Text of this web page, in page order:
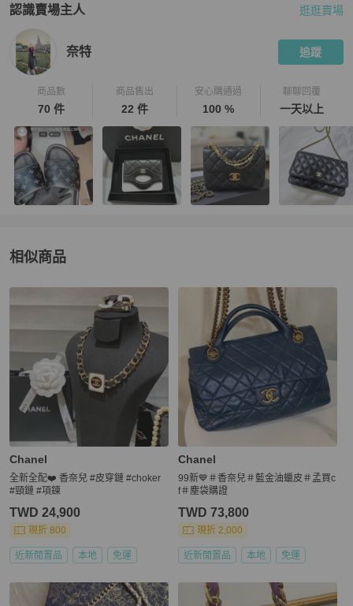
認識賣場主人
PopChill 拍拍圈嚴選賣家
逛逛賣場
奈特 追蹤
商品數
70 件
商品售出
22 件
安心購通過
100 %
聊聊回覆
一天以上
相似商品
更多相似Chanel女士配件推薦精品
Chanel
全新全配❤️ 香奈兒 #皮穿鏈 #choker
#頸鏈 #項鍊
TWD 24,900
現折 800
近新閒置品 本地 免運
Chanel
99新💙＃香奈兒＃藍金油蠟皮＃孟買c
f＃塵袋購證
TWD 73,800
現折 2,000
近新閒置品 本地 免運